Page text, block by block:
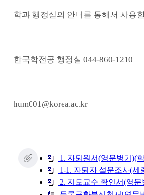
학과 행정실의 안내를 통해서 사용
한국학전공 행정실 044-860-1210
hum001@korea.ac.kr
1. 자퇴원서(영문병기)(
1-1. 자퇴자 설문조사(세
2. 지도교수 확인서(영문